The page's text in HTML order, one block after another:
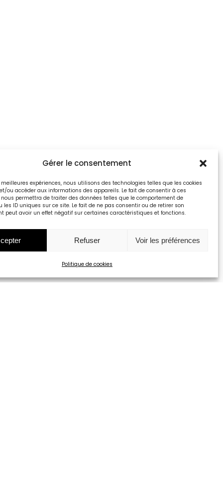
Gérer le consentement
meilleures expériences, nous utilisons des technologies telles que les cookies
ou accéder aux informations des appareils. Le fait de consentir à ces
permettra de traiter des données telles que le comportement de
les ID uniques sur ce site. Le fait de ne pas consentir ou de retirer son
peut avoir un effet négatif sur certaines caractéristiques et fonctions.
Refuser Voir les préférences
Politique de cookies